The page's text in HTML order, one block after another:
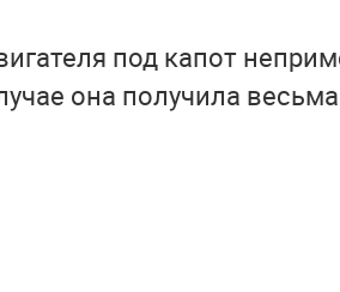
под капот
она получила весьма